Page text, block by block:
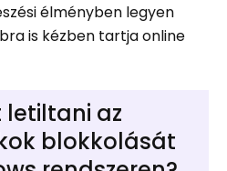
élményben legyen
is kézben tartja online
letiltani az
blokkolását